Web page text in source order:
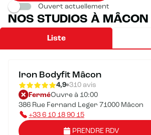
Ouvert actuellement
NOS STUDIOS À MÂCON
Liste
Iron Bodyfit Mâcon
4,9 310 avis
FerméOuvre à 10:00
386 Rue Fernand Leger 71000 Mâcon
+33 6 10 18 90 15
PRENDRE RDV